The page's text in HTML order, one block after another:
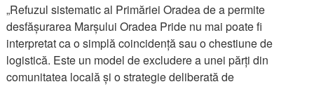
„Refuzul sistematic al Primăriei Oradea de a permite
desfășurarea Marșului Oradea Pride nu mai poate fi
interpretat ca o simplă coincidență sau o chestiune de
logistică. Este un model de excludere a unei părți din
comunitatea locală și o strategie deliberată de